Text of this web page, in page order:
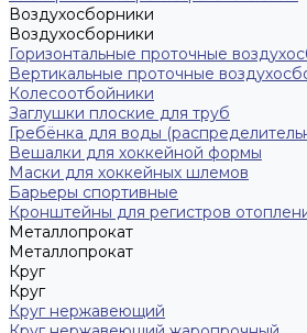
Воздухосборники
Воздухосборники
Горизонтальные проточные
Вертикальные проточные
Колесоотбойники
Заглушки плоские для труб
Гребёнка для воды
Вешалки для хоккейной формы
Маски для хоккейных шлемов
Барьеры спортивные
Кронштейны для регистров
Металлопрокат
Металлопрокат
Круг
Круг
Круг нержавеющий